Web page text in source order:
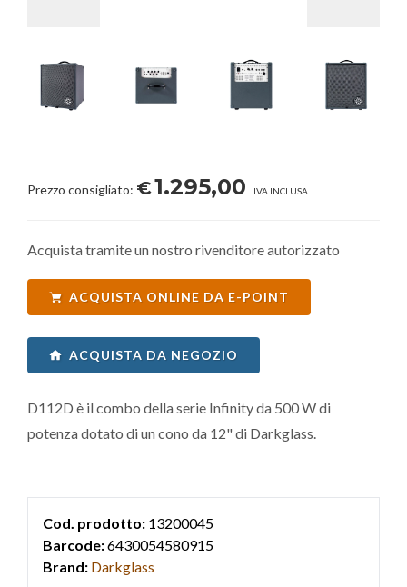
Prezzo consigliato: €1.295,00 IVA INCLUSA
Acquista tramite un nostro rivenditore autorizzato
ACQUISTA ONLINE DA E-POINT
ACQUISTA DA NEGOZIO
D112D è il combo della serie Infinity da 500 W di
potenza dotato di un cono da 12" di Darkglass.
Cod. prodotto: 13200045
Barcode:6430054580915
Brand: Darkglass